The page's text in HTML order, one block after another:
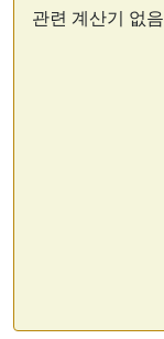
관련 계산기 없음